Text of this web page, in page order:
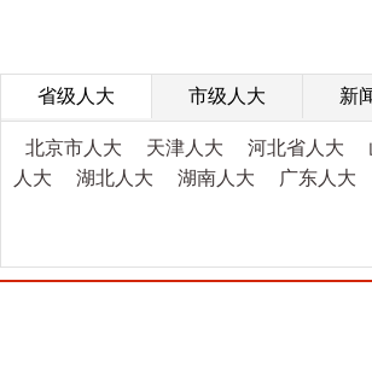
省级人大 市级人大 新
北京市人大 天津人大 河北省人大
人大
湖北人大 湖南人大 广东人大